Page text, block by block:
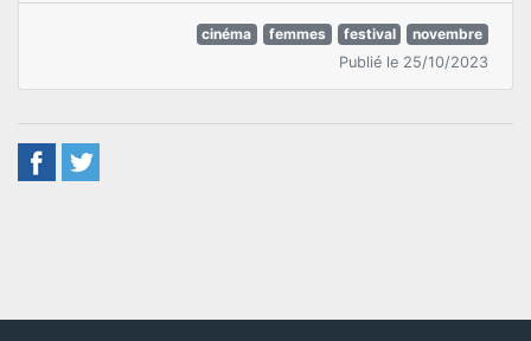
cinéma femmes festival
novembre
Publié le 25/10/2023